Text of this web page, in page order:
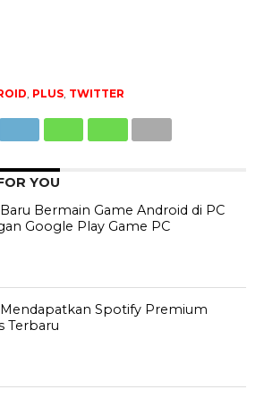
PLUS, TWITTER
YOU
Baru Bermain Game Android di PC
Google Play Game PC
Mendapatkan Spotify Premium
Terbaru